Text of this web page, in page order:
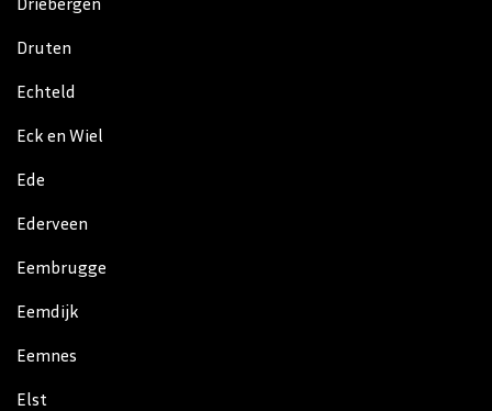
Druten
Echteld
Eck en Wiel
Ede
Ederveen
Eembrugge
Eemdijk
Eemnes
Elst